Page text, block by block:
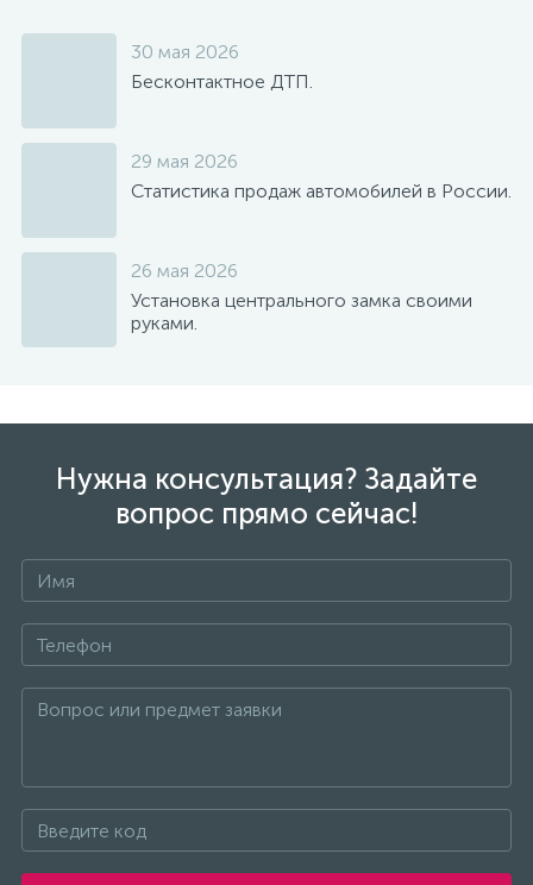
30 мая 2026
Бесконтактное ДТП.
29 мая 2026
Статистика продаж автомобилей в России.
26 мая 2026
Установка центрального замка своими
руками.
Нужна консультация? Задайте
вопрос прямо сейчас!